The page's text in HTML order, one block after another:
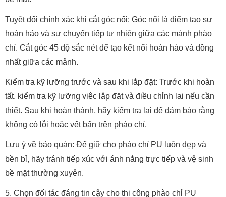
Tuyệt đối chính xác khi cắt góc nối: Góc nối là điểm tạo sự
hoàn hảo và sự chuyển tiếp tự nhiên giữa các mảnh phào
chỉ. Cắt góc 45 độ sắc nét để tạo kết nối hoàn hảo và đồng
nhất giữa các mảnh.
Kiểm tra kỹ lưỡng trước và sau khi lắp đặt: Trước khi hoàn
tất, kiểm tra kỹ lưỡng việc lắp đặt và điều chỉnh lại nếu cần
thiết. Sau khi hoàn thành, hãy kiểm tra lại để đảm bảo rằng
không có lỗi hoặc vết bẩn trên phào chỉ.
Lưu ý về bảo quản: Để giữ cho phào chỉ PU luôn đẹp và
bền bỉ, hãy tránh tiếp xúc với ánh nắng trực tiếp và vệ sinh
bề mặt thường xuyên.
5. Chọn đối tác đáng tin cậy cho thi công phào chỉ PU